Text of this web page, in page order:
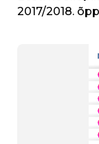
2017/2018.